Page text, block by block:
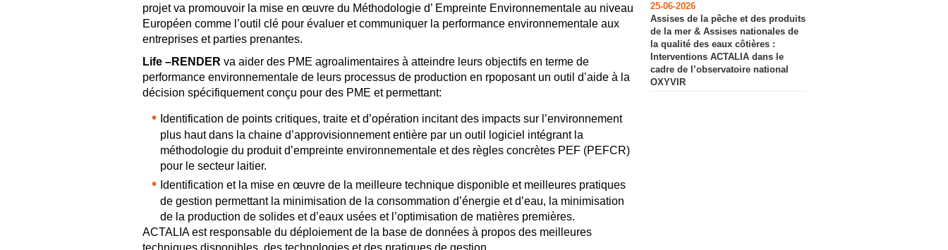
projet va promouvoir la mise en œuvre du Méthodologie d’ Empreinte Environnementale au niveau
Européen comme l’outil clé pour évaluer et communiquer la performance environnementale aux
entreprises et parties prenantes.
Life –RENDER va aider des PME agroalimentaires à atteindre leurs objectifs en terme de
performance environnementale de leurs processus de production en rpoposant un outil d’aide à la
décision spécifiquement conçu pour des PME et permettant:
Identification de points critiques, traite et d’opération incitant des impacts sur l’environnement
plus haut dans la chaine d’approvisionnement entière par un outil logiciel intégrant la
méthodologie du produit d’empreinte environnementale et des règles concrètes PEF (PEFCR)
pour le secteur laitier.
Identification et la mise en œuvre de la meilleure technique disponible et meilleures pratiques
de gestion permettant la minimisation de la consommation d’énergie et d’eau, la minimisation
de la production de solides et d’eaux usées et l’optimisation de matières premières.
ACTALIA est responsable du déploiement de la base de données à propos des meilleures
techniques disponibles, des technologies et des pratiques de gestion.
25-06-2026
Assises de la pêche et des produits
de la mer & Assises nationales de
la qualité des eaux côtières :
Interventions ACTALIA dans le
cadre de l’observatoire national
OXYVIR